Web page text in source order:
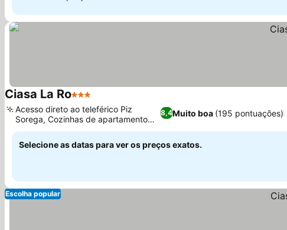
Ciasa La Ro3 Estrelas
8,4Muito boa (195 pontuações)
Acesso direto ao teleférico Piz
Sorega, Cozinhas de apartamento
completas
Selecione as datas para ver os preços exatos.
Escolha popular